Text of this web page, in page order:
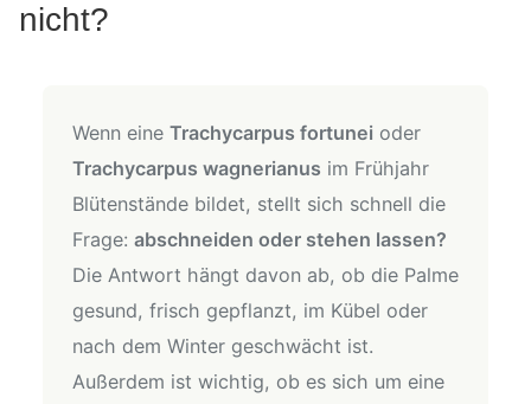
nicht?
Wenn eine Trachycarpus fortunei oder
Trachycarpus wagnerianus im Frühjahr
Blütenstände bildet, stellt sich schnell die
Frage: abschneiden oder stehen lassen?
Die Antwort hängt davon ab, ob die Palme
gesund, frisch gepflanzt, im Kübel oder
nach dem Winter geschwächt ist.
Außerdem ist wichtig, ob es sich um eine